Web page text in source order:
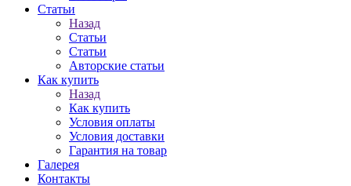
Статьи
Назад
Статьи
Статьи
Авторские статьи
Как купить
Назад
Как купить
Условия оплаты
Условия доставки
Гарантия на товар
Галерея
Контакты